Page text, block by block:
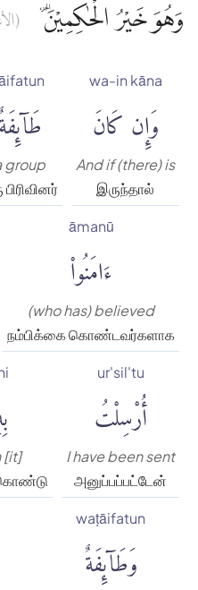
وَهُوَ خَيْرُ الْحٰكِمِيْنَ ۔
wa-in kāna
وَإِن كَانَ
And if (there) is
இருந்தால்
طَآئِفَةٌ
group
பிரிவினர்
āmanū
ءَامَنُوا۟
(who has) believed
நம்பிக்கை கொண்டவர்களாக
ur'sil'tu
أُرْسِلْتُ
I have been sent
அனுப்பப்பட்டேன்
[it]
waṭāifatun
وَطَآئِفَةٌ